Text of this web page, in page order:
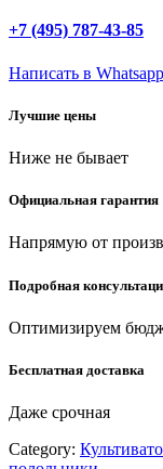
нержавеющая
сталь,
быстрозажимным
садовая
(4230-
quantity
+7 (495) 787-43-85
Написать в Whatsapp
Лучшие цены
Ниже не бывает
Официальная гарантия
Напрямую от
Подробная
Оптимизируем
Бесплатная доставка
Даже срочная
Category: